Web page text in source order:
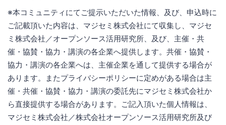
※本コミュニティにてご提示いただいた情報、及び、申込時に
ご記載頂いた内容は、マジセミ株式会社にて収集し、マジセ
ミ株式会社／オープンソース活用研究所、及び、主催・共
催・協賛・協力・講演の各企業へ提供します。共催・協賛・
協力・講演の各企業へは、主催企業を通して提供する場合が
あります。またプライバシーポリシーに定めがある場合は主
催・共催・協賛・協力・講演の委託先にマジセミ株式会社か
ら直接提供する場合があります。ご記入頂いた個人情報は、
マジセミ株式会社／株式会社オープンソース活用研究所及び